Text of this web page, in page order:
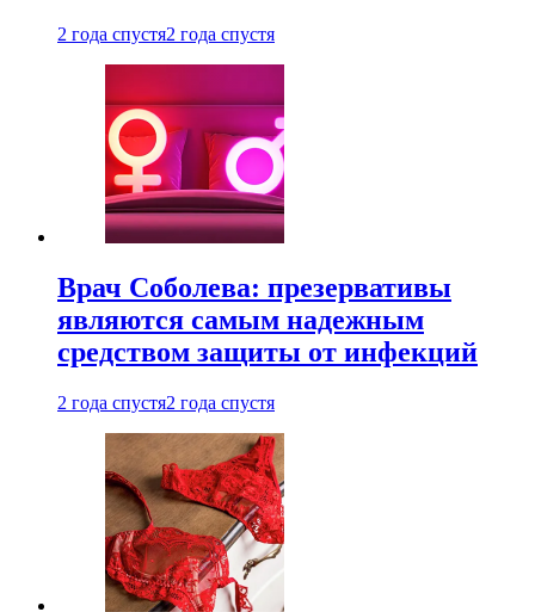
2 года спустя2 года спустя
Врач Соболева: презервативы
являются самым надежным
средством защиты от инфекций
2 года спустя2 года спустя